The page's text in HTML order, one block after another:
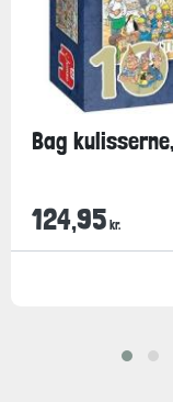
Bag
124,95 kr.